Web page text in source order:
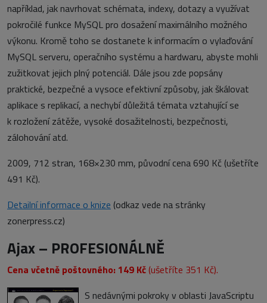
například, jak navrhovat schémata, indexy, dotazy a využívat
pokročilé funkce MySQL pro dosažení maximálního možného
výkonu. Kromě toho se dostanete k informacím o vylaďování
MySQL serveru, operačního systému a hardwaru, abyste mohli
zužitkovat jejich plný potenciál. Dále jsou zde popsány
praktické, bezpečné a vysoce efektivní způsoby, jak škálovat
aplikace s replikací, a nechybí důležitá témata vztahující se
k rozložení zátěže, vysoké dosažitelnosti, bezpečnosti,
zálohování atd.
2009, 712 stran, 168×230 mm, původní cena 690 Kč (ušetříte
491 Kč).
Detailní informace o knize (odkaz vede na stránky
zonerpress.cz)
Ajax – PROFESIONÁLNĚ
Cena včetně poštovného: 149 Kč(ušetříte 351 Kč).
S nedávnými pokroky v oblasti JavaScriptu